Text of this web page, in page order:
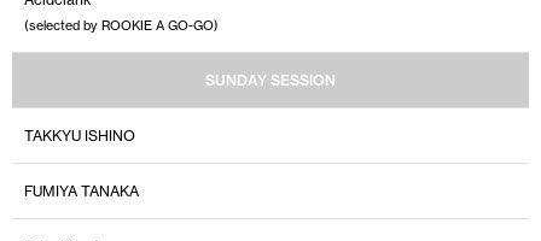
(selected by ROOKIE A GO-GO)
SUNDAY SESSION
TAKKYU ISHINO
FUMIYA TANAKA